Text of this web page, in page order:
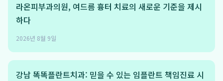
라온피부과의원, 여드름 흉터 치료의 새로운 기준을 제시
하다
2026년 8월 9일
강남 똑똑플란트치과: 믿을 수 있는 임플란트 책임진료 시